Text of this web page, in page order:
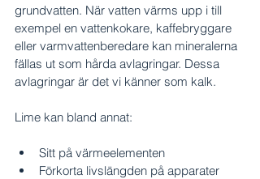
grundvatten. När vatten värms upp i till
exempel en vattenkokare, kaffebryggare
eller varmvattenberedare kan mineralerna
fällas ut som hårda avlagringar. Dessa
avlagringar är det vi känner som kalk.
Lime kan bland annat:
Sitt på värmeelementen
Förkorta livslängden på apparater